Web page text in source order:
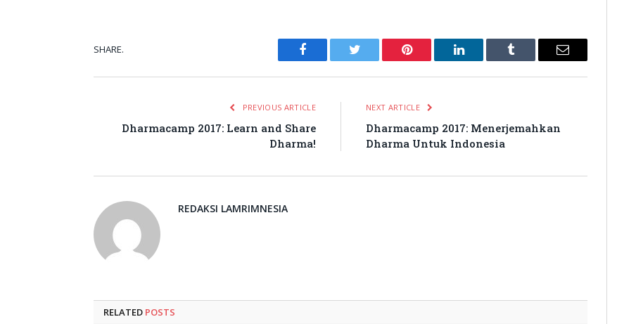
SHARE.
Facebook Twitter Pinterest LinkedIn Tumblr Email
PREVIOUS ARTICLE
Dharmacamp 2017: Learn and Share
Dharma!
NEXT ARTICLE
Dharmacamp 2017: Menerjemahkan
Dharma Untuk Indonesia
REDAKSI LAMRIMNESIA
RELATED POSTS